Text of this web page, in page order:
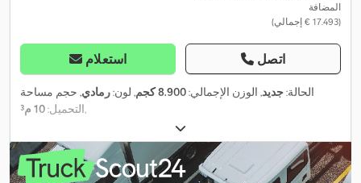
المضافة
(‏17.493 € إجمالي)
استعلام اتصل
الحالة:جديد, الوزن الإجمالي:8.900 كجم , لون:رمادي, حجم مساحة
التحميل:10 م³ ,